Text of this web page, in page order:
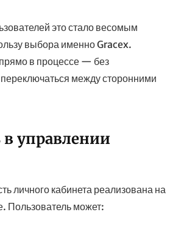
это стало весомым
выбора именно Gracex.
в процессе — без
между сторонними
в управлении
личного кабинета реализована на
Пользователь может: